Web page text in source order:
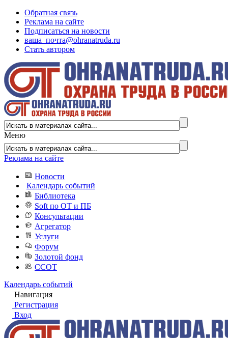
Обратная связь
Реклама на сайте
Подписаться на новости
ваша_почта@ohranatruda.ru
Стать автором
Меню
Реклама на сайте
Новости
Календарь событий
Библиотека
Soft по ОТ и ПБ
Консультации
Агрегатор
Услуги
Форум
Золотой фонд
ССОТ
Календарь событий
Навигация
Регистрация
Вход